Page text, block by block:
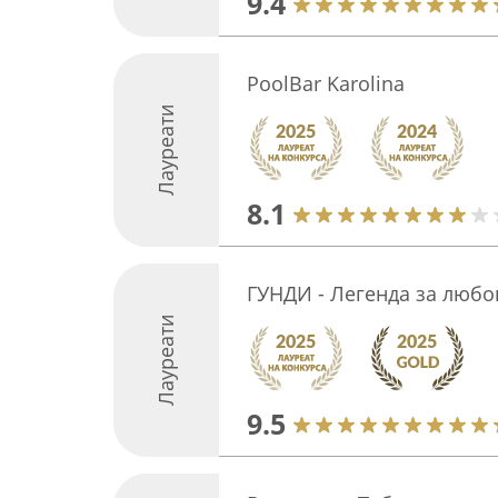
Лауреати
PoolBar Karolina
8.1
Лауреати
ГУНДИ - Легенда за
9.5